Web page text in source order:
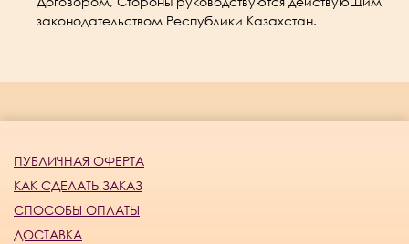
законодательством Республики Казахстан.
ПУБЛИЧНАЯ ОФЕРТА
КАК СДЕЛАТЬ ЗАКАЗ
СПОСОБЫ ОПЛАТЫ
ДОСТАВКА